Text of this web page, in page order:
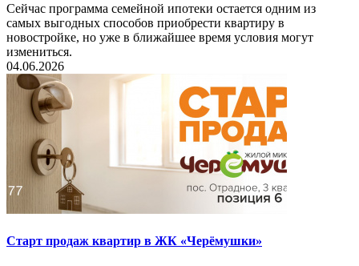
Сейчас программа семейной ипотеки остается одним из
самых выгодных способов приобрести квартиру в
новостройке, но уже в ближайшее время условия могут
измениться.
04.06.2026
Старт продаж квартир в ЖК «Черёмушки»